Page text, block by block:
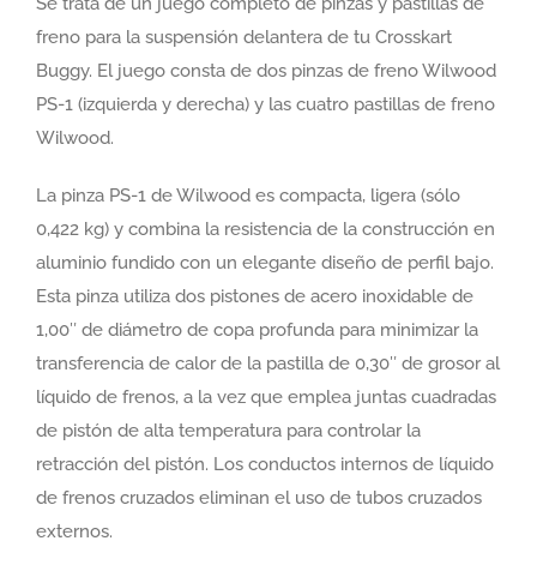
freno para la suspensión delantera de tu Crosskart
Buggy. El juego consta de dos pinzas de freno Wilwood
PS-1 (izquierda y derecha) y las cuatro pastillas de freno
Wilwood.
La pinza PS-1 de Wilwood es compacta, ligera (sólo
0,422 kg) y combina la resistencia de la construcción en
aluminio fundido con un elegante diseño de perfil bajo.
Esta pinza utiliza dos pistones de acero inoxidable de
1,00″ de diámetro de copa profunda para minimizar la
transferencia de calor de la pastilla de 0,30″ de grosor al
líquido de frenos, a la vez que emplea juntas cuadradas
de pistón de alta temperatura para controlar la
retracción del pistón. Los conductos internos de líquido
de frenos cruzados eliminan el uso de tubos cruzados
externos.